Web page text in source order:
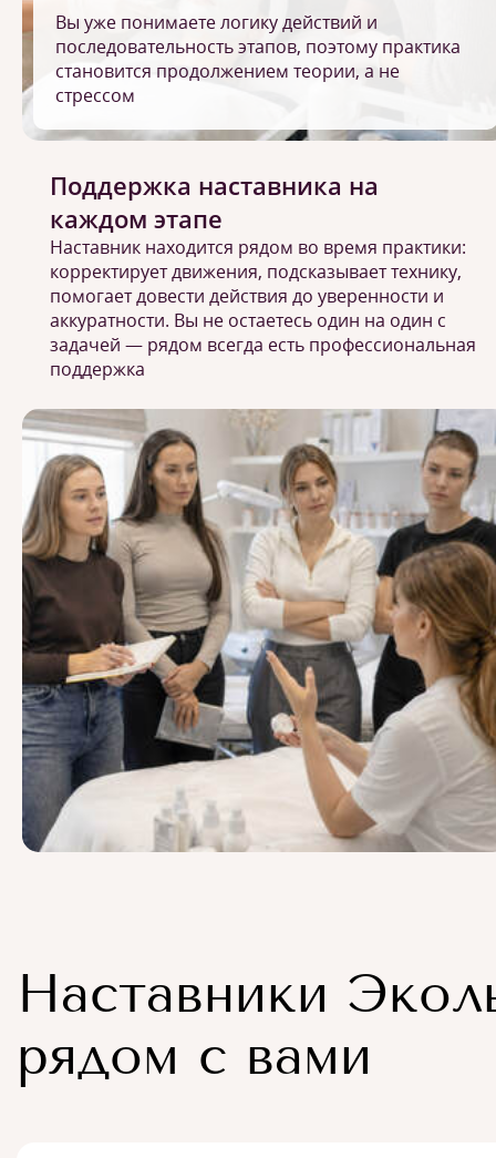
Вы уже понимаете логику действий и
последовательность этапов, поэтому практика
становится продолжением теории, а не
стрессом
Поддержка наставника на
каждом этапе
Наставник находится рядом во время практики:
корректирует движения, подсказывает технику,
помогает довести действия до уверенности и
аккуратности. Вы не остаетесь один на один с
задачей — рядом всегда есть профессиональная
поддержка
Наставники
рядом с вами